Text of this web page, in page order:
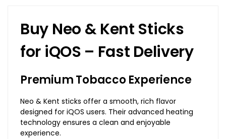
Buy Neo & Kent Sticks
for iQOS – Fast Delivery
Premium Tobacco Experience
Neo & Kent sticks offer a smooth, rich flavor
designed for iQOS users. Their advanced heating
technology ensures a clean and enjoyable
experience.